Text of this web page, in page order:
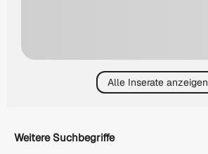
Alle Inserate anzeigen
Weitere Suchbegriffe